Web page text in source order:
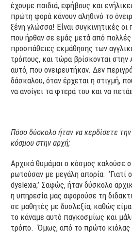
έχουμε παιδιά, εφήβους και
πρώτη φορά κάνουν αληθινό το
ξένη γλώσσα! Είναι συγκινητικές
που ήρθαν σε εμάς μετά από
προσπάθειες εκμάθησης των
τρόπους, και τώρα βρίσκονται στην
αυτό, που ονειρευτήκαν. Δεν
δάσκαλου, όταν έρχεται η στιγμή,
να ανοίγει τα φτερά του και να
Πόσο δύσκολο ήταν να κερδίσετε
κόσμου στην αρχή;
Αρχικά θυμάμαι ο κόσμος καλούσε
ρωτούσαν με μεγάλη απορία: ‘Γιατί
dyslexia;’ Σαφώς, ήταν δύσκολο
η υπηρεσία μας αφορούσε τη
σε μαθητές με δυσλεξία, καθώς
το κάναμε αυτό παγκοσμίως και
τρόπο. Όμως, από το πρώτο κιόλας